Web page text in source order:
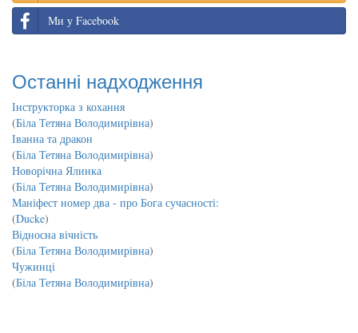
Ми у Facebook
Останні надходження
Інструкторка з кохання
(Біла Тетяна Володимирівна)
Іванна та дракон
(Біла Тетяна Володимирівна)
Новорічна Ялинка
(Біла Тетяна Володимирівна)
Маніфест номер два - про Бога сучасності:
(Ducke)
Відносна вічність
(Біла Тетяна Володимирівна)
Чужинці
(Біла Тетяна Володимирівна)